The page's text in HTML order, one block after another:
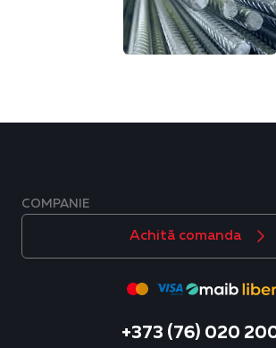
COMPANIE
Achită comanda
+373 (76) 020